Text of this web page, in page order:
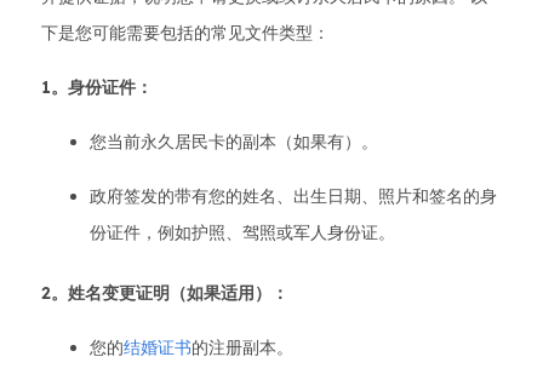
下是您可能需要包括的常见文件类型：
1。身份证件：
您当前永久居民卡的副本（如果有）。
政府签发的带有您的姓名、出生日期、照片和签名的身
份证件，例如护照、驾照或军人身份证。
2。姓名变更证明（如果适用）：
您的结婚证书的注册副本。